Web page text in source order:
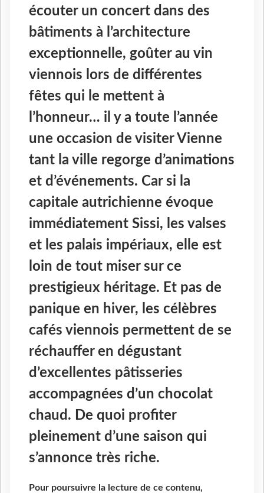
écouter un concert dans des
bâtiments à l’architecture
exceptionnelle, goûter au vin
viennois lors de différentes
fêtes qui le mettent à
l’honneur… il y a toute l’année
une occasion de visiter Vienne
tant la ville regorge d’animations
et d’événements. Car si la
capitale autrichienne évoque
immédiatement Sissi, les valses
et les palais impériaux, elle est
loin de tout miser sur ce
prestigieux héritage. Et pas de
panique en hiver, les célèbres
cafés viennois permettent de se
réchauffer en dégustant
d’excellentes pâtisseries
accompagnées d’un chocolat
chaud. De quoi profiter
pleinement d’une saison qui
s’annonce très riche.
Pour poursuivre la lecture de ce contenu,